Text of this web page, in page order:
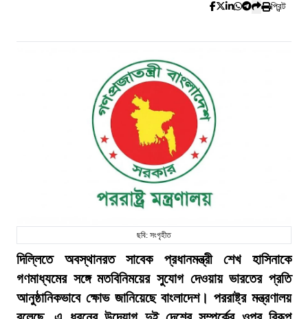
প্রিন্ট
ছবি: সংগৃহীত
দিল্লিতে অবস্থানরত সাবেক প্রধানমন্ত্রী শেখ হাসিনাকে
গণমাধ্যমের সঙ্গে মতবিনিময়ের সুযোগ দেওয়ায় ভারতের প্রতি
আনুষ্ঠানিকভাবে ক্ষোভ জানিয়েছে বাংলাদেশ। পররাষ্ট্র মন্ত্রণালয়